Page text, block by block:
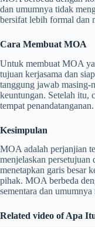
dan umumnya tidak
bersifat lebih formal dan
Cara Membuat MOA
Untuk membuat MOA
tujuan kerjasama dan
tanggung jawab masing-
keuntungan. Setelah itu,
tempat penandatanganan.
Kesimpulan
MOA adalah perjanjian
menjelaskan
menetapkan garis besar
pihak. MOA berbeda
sementara dan
Related video of Apa